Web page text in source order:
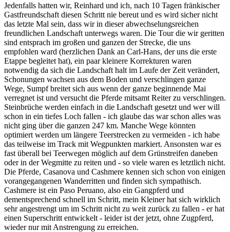
Jedenfalls hatten wir, Reinhard und ich, nach 10 Tagen fränkischer
Gastfreundschaft diesen Schritt nie bereut und es wird sicher nicht
das letzte Mal sein, dass wir in dieser abwechselungsreichen
freundlichen Landschaft unterwegs waren. Die Tour die wir geritten
sind entsprach im großen und ganzen der Strecke, die uns
empfohlen ward (herzlichen Dank an Carl-Hans, der uns die erste
Etappe begleitet hat), ein paar kleinere Korrekturen waren
notwendig da sich die Landschaft halt im Laufe der Zeit verändert,
Schonungen wachsen aus dem Boden und verschlingen ganze
Wege, Sumpf breitet sich aus wenn der ganze beginnende Mai
verregnet ist und versucht die Pferde mitsamt Reiter zu verschlingen.
Steinbrüche werden einfach in die Landschaft gesetzt und wer will
schon in ein tiefes Loch fallen - ich glaube das war schon alles was
nicht ging über die ganzen 247 km. Manche Wege könnten
optimiert werden um längere Teerstrecken zu vermeiden - ich habe
das teilweise im Track mit Wegpunkten markiert. Ansonsten war es
fast überall bei Teerwegen möglich auf dem Grünstreifen daneben
oder in der Wegmitte zu reiten und - so viele waren es letztlich nicht.
Die Pferde, Casanova und Cashmere kennen sich schon von einigen
vorangegangenen Wanderritten und finden sich sympathisch.
Cashmere ist ein Paso Peruano, also ein Gangpferd und
dementsprechend schnell im Schritt, mein Kleiner hat sich wirklich
sehr angestrengt um im Schritt nicht zu weit zurück zu fallen - er hat
einen Superschritt entwickelt - leider ist der jetzt, ohne Zugpferd,
wieder nur mit Anstrengung zu erreichen.